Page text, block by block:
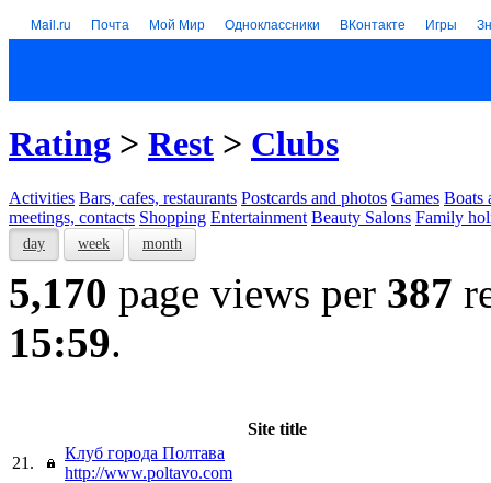
Mail.ru Почта Мой Мир Одноклассники ВКонтакте Игры
Rating > Rest > Clubs
Activities Bars, cafes, restaurants Postcards and photos Games Boats
meetings, contacts Shopping Entertainment Beauty Salons Family
day week month
5,170 page views per 387
15:59.
Site title
21.
Клуб города Полтава
http://www.poltavo.com